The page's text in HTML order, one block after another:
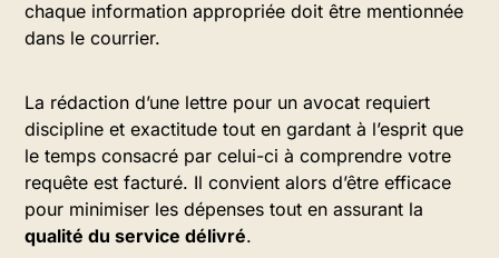
chaque information appropriée doit être mentionnée
dans le courrier.
La rédaction d’une lettre pour un avocat requiert
discipline et exactitude tout en gardant à l’esprit que
le temps consacré par celui-ci à comprendre votre
requête est facturé. Il convient alors d’être efficace
pour minimiser les dépenses tout en assurant la
qualité du service délivré.